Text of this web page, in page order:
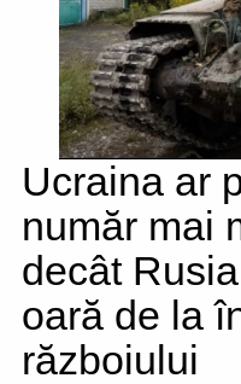
Ucraina ar
număr mai
decât
oară de la
războiului